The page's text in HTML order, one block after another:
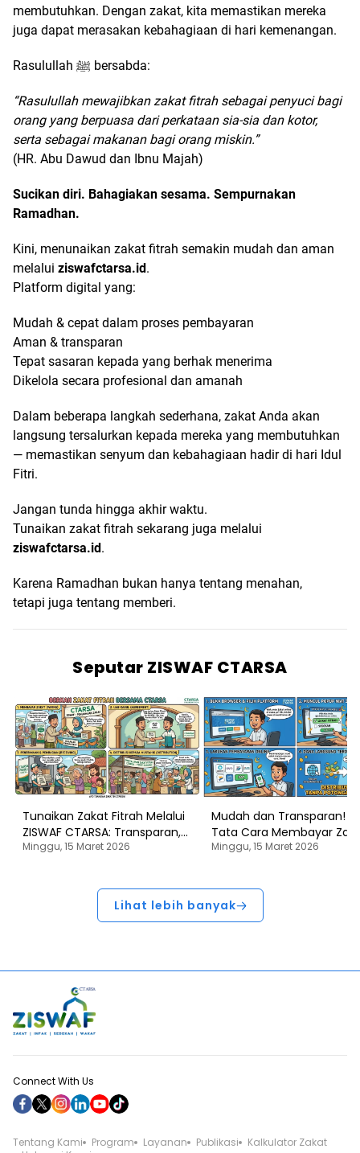
membutuhkan. Dengan zakat, kita memastikan mereka
juga dapat merasakan kebahagiaan di hari kemenangan.
Rasulullah ﷺ bersabda:
“Rasulullah mewajibkan zakat fitrah sebagai penyuci bagi
orang yang berpuasa dari perkataan sia-sia dan kotor,
serta sebagai makanan bagi orang miskin.”
(HR. Abu Dawud dan Ibnu Majah)
Sucikan diri. Bahagiakan sesama. Sempurnakan
Ramadhan.
Kini, menunaikan zakat fitrah semakin mudah dan aman
melalui ziswafctarsa.id.
Platform digital yang:
Mudah & cepat dalam proses pembayaran
Aman & transparan
Tepat sasaran kepada yang berhak menerima
Dikelola secara profesional dan amanah
Dalam beberapa langkah sederhana, zakat Anda akan
langsung tersalurkan kepada mereka yang membutuhkan
— memastikan senyum dan kebahagiaan hadir di hari Idul
Fitri.
Jangan tunda hingga akhir waktu.
Tunaikan zakat fitrah sekarang juga melalui
ziswafctarsa.id.
Karena Ramadhan bukan hanya tentang menahan,
tetapi juga tentang memberi.
Seputar ZISWAF CTARSA
Tunaikan Zakat Fitrah Melalui
ZISWAF CTARSA: Transparan,
0% Hak Amil, dan Dikelola
Minggu, 15 Maret 2026
Mudah dan Transparan! Ini
Tata Cara Membayar
Infaq, Sedekah, dan Wakaf
Minggu, 15 Maret 2026
Lihat lebih banyak
Connect With Us
Tentang Kami Program Layanan Publikasi
Kalkulator Zakat